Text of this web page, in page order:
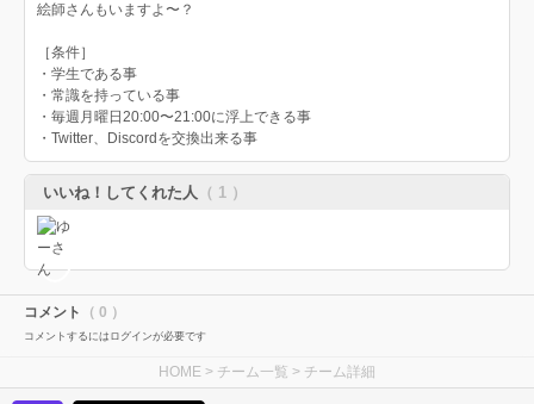
絵師さんもいますよ〜？
［条件］
・学生である事
・常識を持っている事
・毎週月曜日20:00〜21:00に浮上できる事
・Twitter、Discordを交換出来る事
いいね！してくれた人 （ 1 ）
コメント （ 0 ）
コメントするにはログインが必要です
HOME > チーム一覧 > チーム詳細